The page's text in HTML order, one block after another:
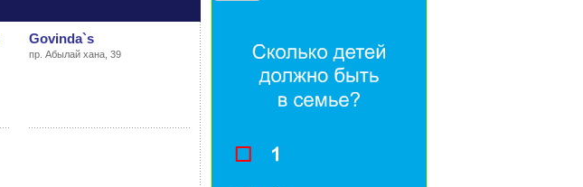
Govinda`s
пр. Абылай хана, 39